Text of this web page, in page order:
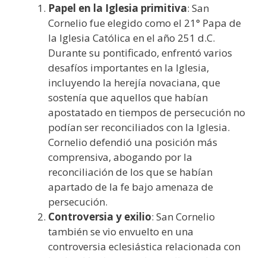
Papel en la Iglesia primitiva: San
Cornelio fue elegido como el 21° Papa de
la Iglesia Católica en el año 251 d.C.
Durante su pontificado, enfrentó varios
desafíos importantes en la Iglesia,
incluyendo la herejía novaciana, que
sostenía que aquellos que habían
apostatado en tiempos de persecución no
podían ser reconciliados con la Iglesia.
Cornelio defendió una posición más
comprensiva, abogando por la
reconciliación de los que se habían
apartado de la fe bajo amenaza de
persecución.
Controversia y exilio: San Cornelio
también se vio envuelto en una
controversia eclesiástica relacionada con